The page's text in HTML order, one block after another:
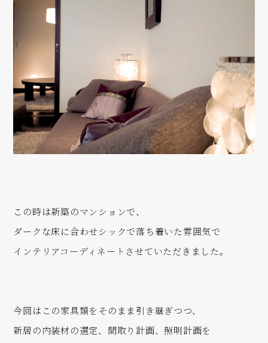
この時は新築のマンションで、
ダークな床に合わせシックで落ち着いた雰囲気で
インテリアコーディネートさせていただきました。
今回はこの家具類をそのまま引き継ぎつつ、
新居の内装材の選定、間取り計画、照明計画を